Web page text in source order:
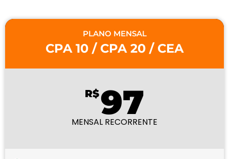
PLANO MENSAL
CPA 10 / CPA 20 / CEA
R$97
MENSAL RECORRENTE